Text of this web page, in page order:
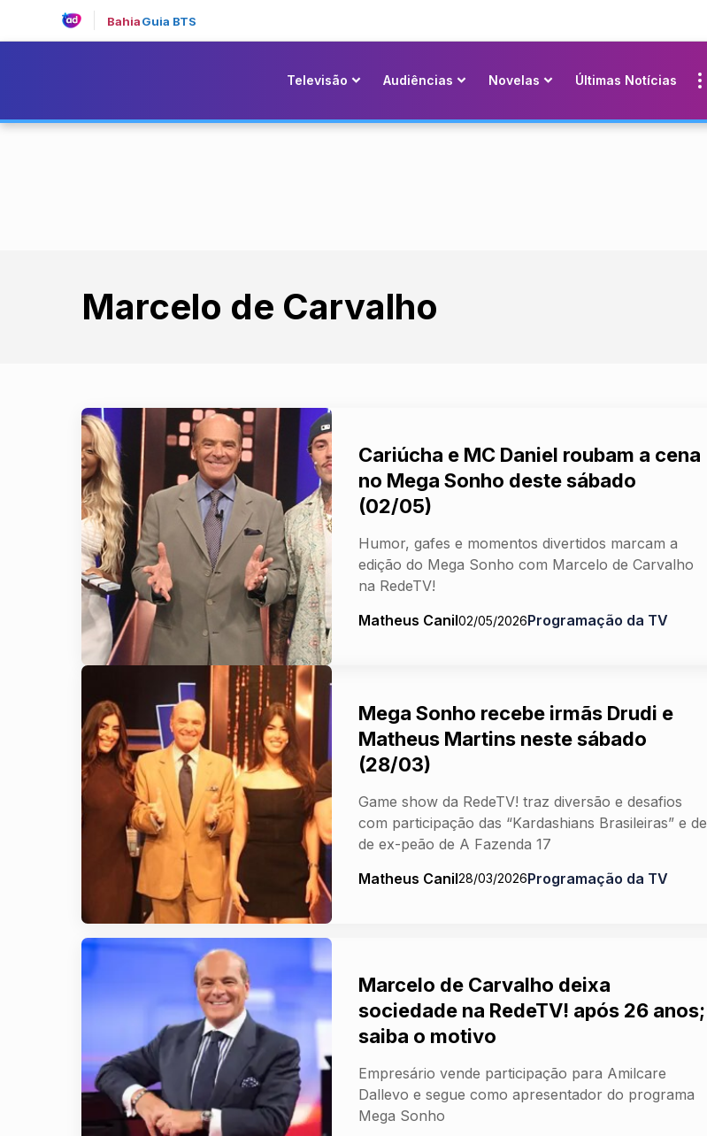
BahiaGuia BTS
Televisão Audiências Novelas Últimas Notícias
Marcelo de Carvalho
Cariúcha e MC Daniel roubam a cena
no Mega Sonho deste sábado
(02/05)
Humor, gafes e momentos divertidos marcam a
edição do Mega Sonho com Marcelo de Carvalho
na RedeTV!
Matheus Canil02/05/2026Programação da TV
Mega Sonho recebe irmãs Drudi e
Matheus Martins neste sábado
(28/03)
Game show da RedeTV! traz diversão e desafios
com participação das “Kardashians Brasileiras” e de
de ex-peão de A Fazenda 17
Matheus Canil28/03/2026Programação da TV
Marcelo de Carvalho deixa
sociedade na RedeTV! após 26 anos;
saiba o motivo
Empresário vende participação para Amilcare
Dallevo e segue como apresentador do programa
Mega Sonho